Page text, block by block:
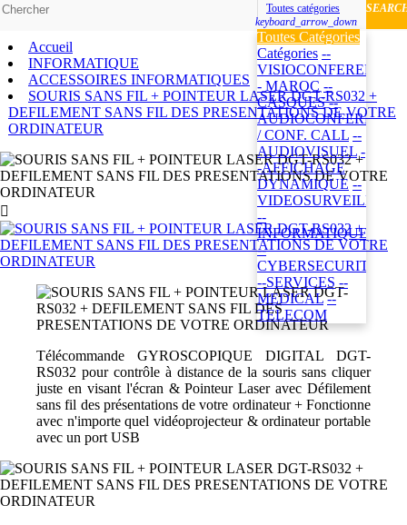
Toutes catégories
keyboard_arrow_down
Toutes Catégories
Catégories --
VISIOCONFERENCE
- MAROC --
CASQUES --
AUDIOCONFERENCE
/ CONF. CALL --
AUDIOVISUEL -
-AFFICHAGE
DYNAMIQUE --
--
INFORMATIQUE
--
CYBERSECURITE
--SERVICES --
MEDICAL --
TELECOM
Accueil
INFORMATIQUE
ACCESSOIRES INFORMATIQUES
SOURIS SANS FIL + POINTEUR LASER DGT-RS032 +
DEFILEMENT SANS FIL DES PRESENTATIONS DE VOTRE
ORDINATEUR

Télécommande GYROSCOPIQUE DIGITAL DGT-
RS032 pour contrôle à distance de la souris sans cliquer
juste en visant l'écran & Pointeur Laser avec Défilement
sans fil des présentations de votre ordinateur + Fonctionne
avec n'importe quel vidéoprojecteur & ordinateur portable
avec un port USB